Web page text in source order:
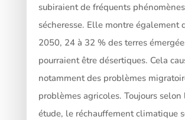
subiraient de fréquents
sécheresse. Elle montre également
2050, 24 à 32 % des terres
pourraient être désertiques. Cela
notamment des problèmes
problèmes agricoles. Toujours selon
étude, le réchauffement climatique